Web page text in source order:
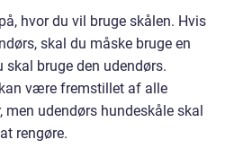
hvor du vil bruge skålen. Hvis
skal du måske bruge en
skal bruge den udendørs.
være fremstillet af alle
men udendørs hundeskåle skal
rengøre.